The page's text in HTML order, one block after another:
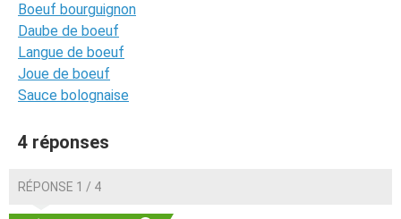
Boeuf bourguignon
Daube de boeuf
Langue de boeuf
Joue de boeuf
Sauce bolognaise
4 réponses
RÉPONSE 1 / 4